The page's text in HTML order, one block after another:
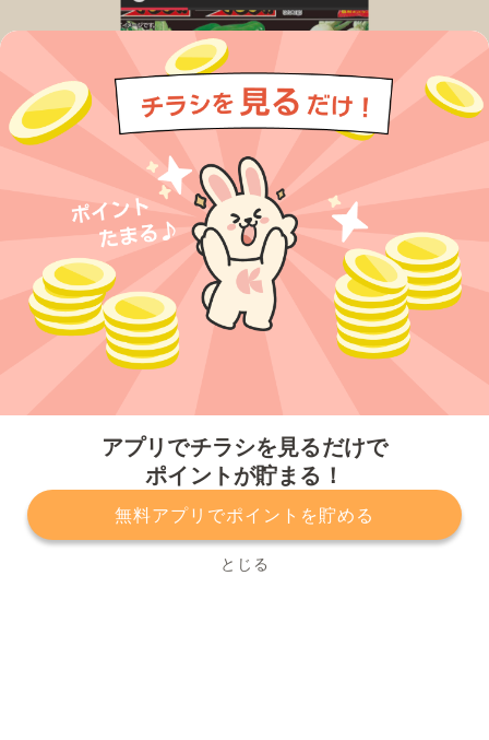
アプリでチラシを見るだけで
ポイントが貯まる！
無料アプリでポイントを貯める
とじる
プライバシーポリシー 利用規約
運営会社
サービスに関してのお問い合わせ